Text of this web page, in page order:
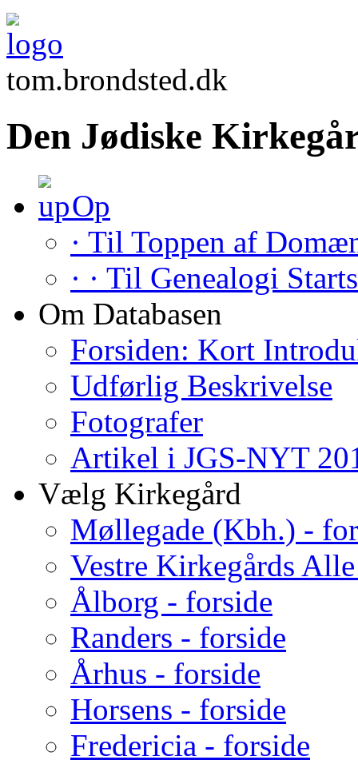
tom.brondsted.dk
Den Jødiske
Op
· Til Toppen af
· · Til Genealogi
Om Databasen
Forsiden: Kort
Udførlig Beskrivelse
Fotografer
Artikel i JGS-NYT
Vælg Kirkegård
Møllegade (Kbh.) -
Vestre Kirkegårds
Ålborg - forside
Randers - forside
Århus - forside
Horsens - forside
Fredericia - forside